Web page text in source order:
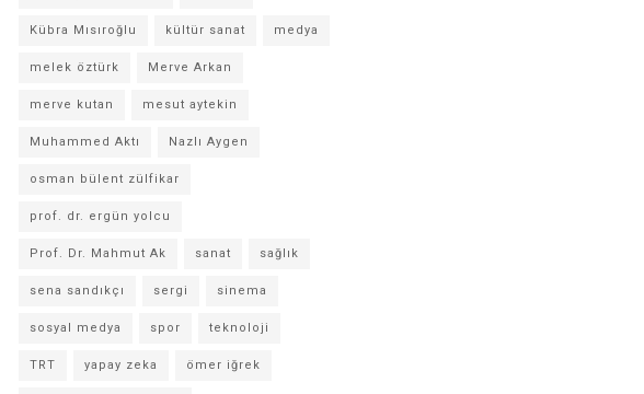
Kübra Mısıroğlu kültür sanat medya
melek öztürk Merve Arkan
merve kutan mesut aytekin
Muhammed Aktı Nazlı Aygen
osman bülent zülfikar
prof. dr. ergün yolcu
Prof. Dr. Mahmut Ak sanat sağlık
sena sandıkçı sergi sinema
sosyal medya spor teknoloji
TRT yapay zeka ömer iğrek